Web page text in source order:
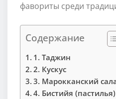
фавориты среди
Содержание
1. Таджин
2. Кускус
3. Марокканский
4. Бистийя (пастилья)